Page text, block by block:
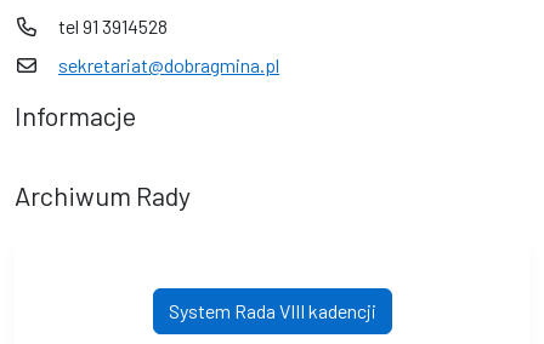
tel 91 3914528
sekretariat@dobragmina.pl
Informacje
Archiwum Rady
System Rada VIII kadencji